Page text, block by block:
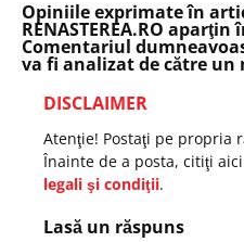
Opiniile exprimate în
RENASTEREA.RO
Comentariul
va fi analizat de către un
DISCLAIMER
Atenţie! Postaţi pe propria
Înainte de a posta, citiţi
legali şi condiţii.
Lasă un răspuns